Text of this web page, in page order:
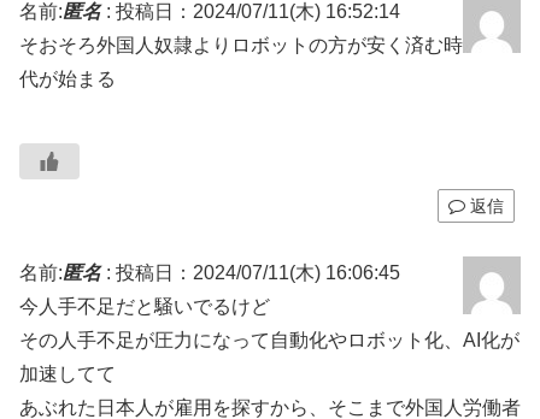
名前:匿名: 投稿日：2024/07/11(木) 16:52:14
そおそろ外国人奴隷よりロボットの方が安く済む時
代が始まる
返信
名前:匿名: 投稿日：2024/07/11(木) 16:06:45
今人手不足だと騒いでるけど
その人手不足が圧力になって自動化やロボット化、AI化が
加速してて
あぶれた日本人が雇用を探すから、そこまで外国人労働者